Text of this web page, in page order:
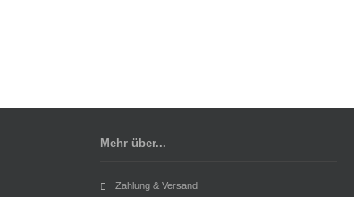
Mehr über...
Zahlung & Versand